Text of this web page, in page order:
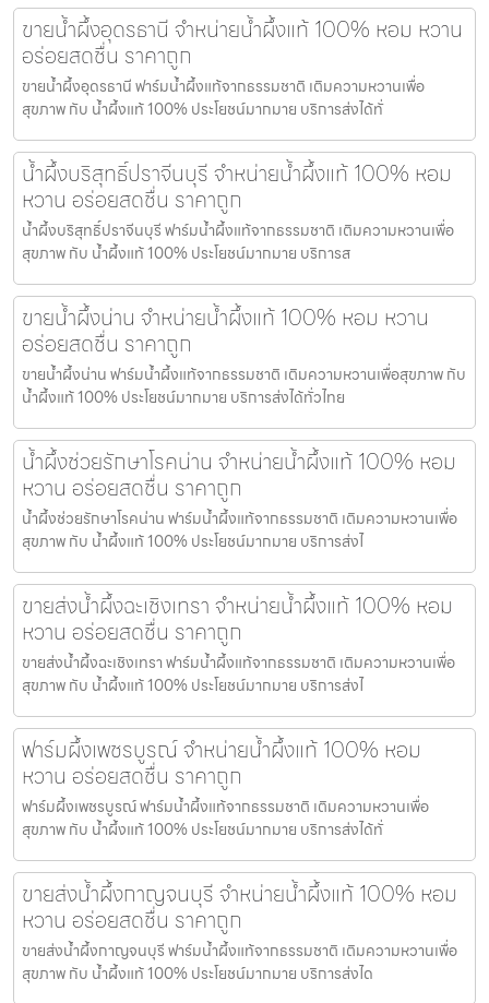
ขายน้ำผึ้งอุดรธานี จำหน่ายน้ำผึ้งแท้ 100% หอม หวาน
อร่อยสดชื่น ราคาถูก
ขายน้ำผึ้งอุดรธานี ฟาร์มน้ำผึ้งแท้จากธรรมชาติ เติมความหวานเพื่อ
สุขภาพ กับ น้ำผึ้งแท้ 100% ประโยชน์มากมาย บริการส่งได้ทั่
น้ำผึ้งบริสุทธิ์ปราจีนบุรี จำหน่ายน้ำผึ้งแท้ 100% หอม
หวาน อร่อยสดชื่น ราคาถูก
น้ำผึ้งบริสุทธิ์ปราจีนบุรี ฟาร์มน้ำผึ้งแท้จากธรรมชาติ เติมความหวานเพื่อ
สุขภาพ กับ น้ำผึ้งแท้ 100% ประโยชน์มากมาย บริการส
ขายน้ำผึ้งน่าน จำหน่ายน้ำผึ้งแท้ 100% หอม หวาน
อร่อยสดชื่น ราคาถูก
ขายน้ำผึ้งน่าน ฟาร์มน้ำผึ้งแท้จากธรรมชาติ เติมความหวานเพื่อสุขภาพ กับ
น้ำผึ้งแท้ 100% ประโยชน์มากมาย บริการส่งได้ทั่วไทย
น้ำผึ้งช่วยรักษาโรคน่าน จำหน่ายน้ำผึ้งแท้ 100% หอม
หวาน อร่อยสดชื่น ราคาถูก
น้ำผึ้งช่วยรักษาโรคน่าน ฟาร์มน้ำผึ้งแท้จากธรรมชาติ เติมความหวานเพื่อ
สุขภาพ กับ น้ำผึ้งแท้ 100% ประโยชน์มากมาย บริการส่งไ
ขายส่งน้ำผึ้งฉะเชิงเทรา จำหน่ายน้ำผึ้งแท้ 100% หอม
หวาน อร่อยสดชื่น ราคาถูก
ขายส่งน้ำผึ้งฉะเชิงเทรา ฟาร์มน้ำผึ้งแท้จากธรรมชาติ เติมความหวานเพื่อ
สุขภาพ กับ น้ำผึ้งแท้ 100% ประโยชน์มากมาย บริการส่งไ
ฟาร์มผึ้งเพชรบูรณ์ จำหน่ายน้ำผึ้งแท้ 100% หอม
หวาน อร่อยสดชื่น ราคาถูก
ฟาร์มผึ้งเพชรบูรณ์ ฟาร์มน้ำผึ้งแท้จากธรรมชาติ เติมความหวานเพื่อ
สุขภาพ กับ น้ำผึ้งแท้ 100% ประโยชน์มากมาย บริการส่งได้ทั่
ขายส่งน้ำผึ้งกาญจนบุรี จำหน่ายน้ำผึ้งแท้ 100% หอม
หวาน อร่อยสดชื่น ราคาถูก
ขายส่งน้ำผึ้งกาญจนบุรี ฟาร์มน้ำผึ้งแท้จากธรรมชาติ เติมความหวานเพื่อ
สุขภาพ กับ น้ำผึ้งแท้ 100% ประโยชน์มากมาย บริการส่งได